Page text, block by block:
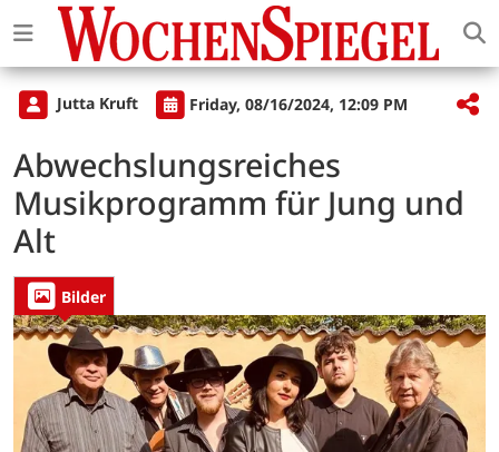
Jutta Kruft Friday, 08/16/2024, 12:09 PM
Abwechslungsreiches
Musikprogramm für Jung und
Alt
Bilder